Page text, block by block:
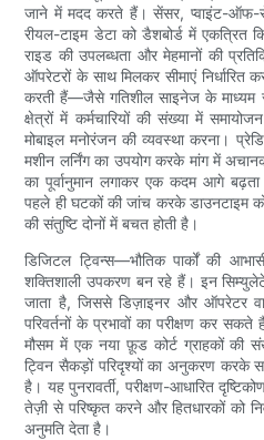
जाने में मदद करते हैं। सेंसर, प्वाइंट-ऑफ-
रीयल-टाइम डेटा को डैशबोर्ड में एकत्रित
राइड की उपलब्धता और मेहमानों की
ऑपरेटरों के साथ मिलकर सीमाएं निर्धारित
करती हैं—जैसे गतिशील साइनेज के माध्यम
क्षेत्रों में कर्मचारियों की संख्या में
मोबाइल मनोरंजन की व्यवस्था करना।
मशीन लर्निंग का उपयोग करके मांग में
का पूर्वानुमान लगाकर एक कदम आगे
पहले ही घटकों की जांच करके डाउनटाइम
की संतुष्टि दोनों में बचत होती है।
डिजिटल ट्विन्स—भौतिक पार्कों की
शक्तिशाली उपकरण बन रहे हैं। इन
जाता है, जिससे डिज़ाइनर और ऑपरेटर
परिवर्तनों के प्रभावों का परीक्षण कर
मौसम में एक नया फ़ूड कोर्ट ग्राहकों की
ट्विन सैकड़ों परिदृश्यों का अनुकरण करके
है। यह पुनरावर्ती, परीक्षण-आधारित
तेज़ी से परिष्कृत करने और हितधारकों को
अनुमति देता है।